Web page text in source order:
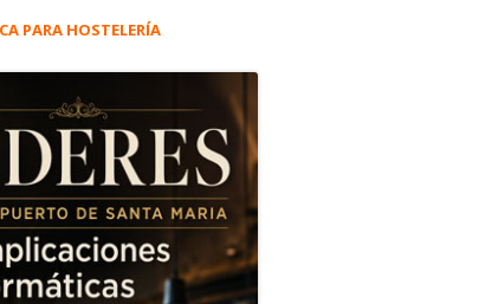
en la provincia
PARA HOSTELERÍA